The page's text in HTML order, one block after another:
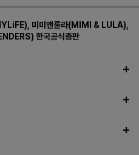
미미앤룰라(MIMI & LULA)
한국공식총판